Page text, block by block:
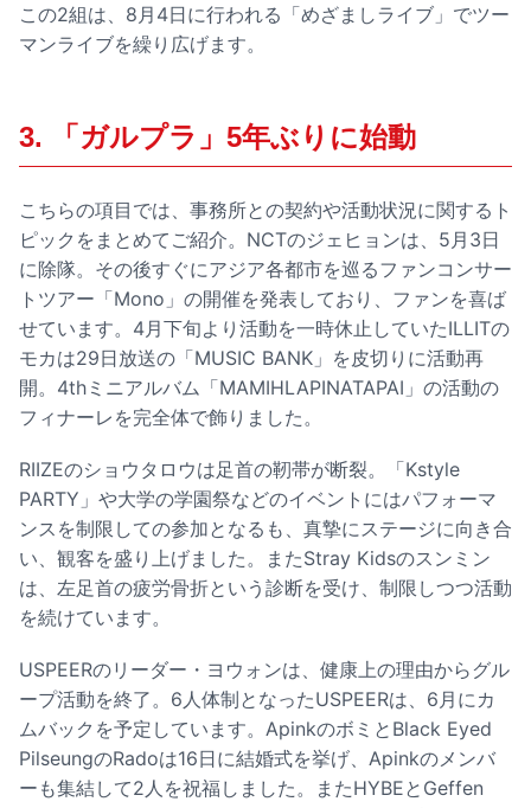
この2組は、8月4日に行われる「めざましライブ」でツー
マンライブを繰り広げます。
3. 「ガルプラ」5年ぶりに始動
こちらの項目では、事務所との契約や活動状況に関するト
ピックをまとめてご紹介。NCTのジェヒョンは、5月3日
に除隊。その後すぐにアジア各都市を巡るファンコンサー
トツアー「Mono」の開催を発表しており、ファンを喜ば
せています。4月下旬より活動を一時休止していたILLITの
モカは29日放送の「MUSIC BANK」を皮切りに活動再
開。4thミニアルバム「MAMIHLAPINATAPAI」の活動の
フィナーレを完全体で飾りました。
RIIZEのショウタロウは足首の靭帯が断裂。「Kstyle
PARTY」や大学の学園祭などのイベントにはパフォーマ
ンスを制限しての参加となるも、真摯にステージに向き合
い、観客を盛り上げました。またStray Kidsのスンミン
は、左足首の疲労骨折という診断を受け、制限しつつ活動
を続けています。
USPEERのリーダー・ヨウォンは、健康上の理由からグル
ープ活動を終了。6人体制となったUSPEERは、6月にカ
ムバックを予定しています。ApinkのボミとBlack Eyed
PilseungのRadoは16日に結婚式を挙げ、Apinkのメンバ
ーも集結して2人を祝福しました。またHYBEとGeffen